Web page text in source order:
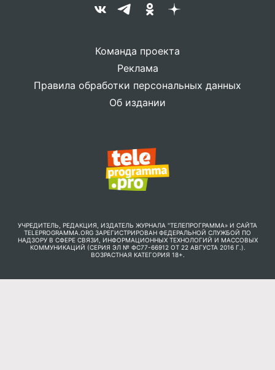
Команда проекта
Реклама
Правила обработки персональных данных
Об издании
УЧРЕДИТЕЛЬ, РЕДАКЦИЯ, ИЗДАТЕЛЬ ЖУРНАЛА "ТЕЛЕПРОГРАММА» И САЙТА
TELEPROGRAMMA.ORG ЗАРЕГИСТРИРОВАН ФЕДЕРАЛЬНОЙ СЛУЖБОЙ ПО
НАДЗОРУ В СФЕРЕ СВЯЗИ, ИНФОРМАЦИОННЫХ ТЕХНОЛОГИЙ И МАССОВЫХ
КОММУНИКАЦИЙ (СЕРИЯ ЭЛ № ФС77-66912 ОТ 22 АВГУСТА 2016 Г.).
ВОЗРАСТНАЯ КАТЕГОРИЯ 18+.